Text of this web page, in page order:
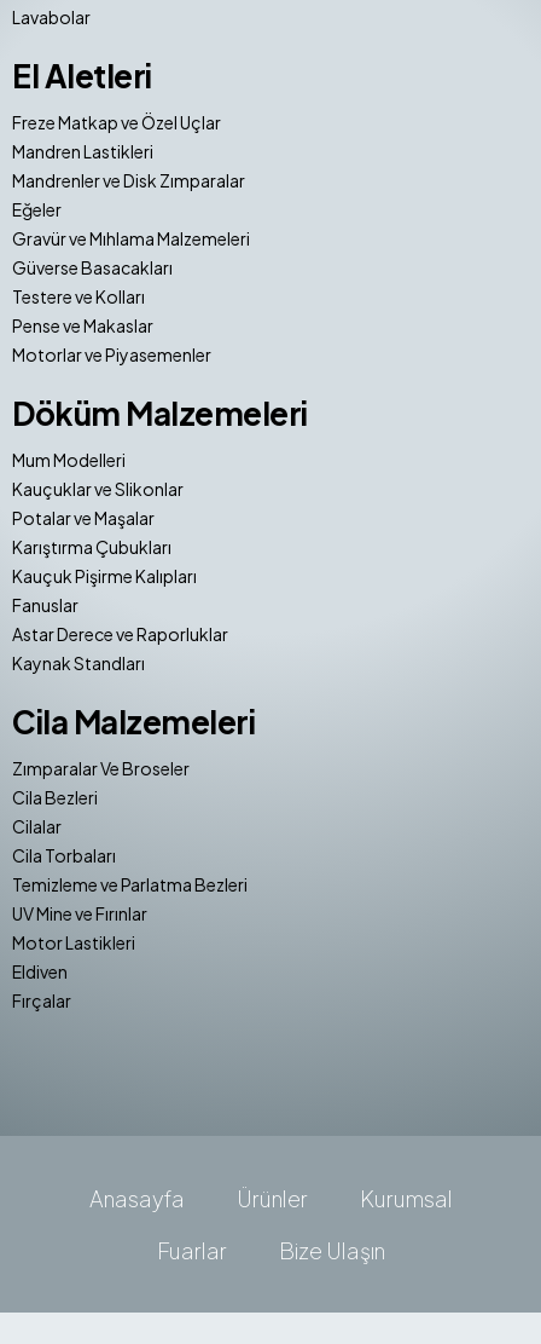
Lavabolar
El Aletleri
Freze Matkap ve Özel Uçlar
Mandren Lastikleri
Mandrenler ve Disk Zımparalar
Eğeler
Gravür ve Mıhlama Malzemeleri
Güverse Basacakları
Testere ve Kolları
Pense ve Makaslar
Motorlar ve Piyasemenler
Döküm Malzemeleri
Mum Modelleri
Kauçuklar ve Slikonlar
Potalar ve Maşalar
Karıştırma Çubukları
Kauçuk Pişirme Kalıpları
Fanuslar
Astar Derece ve Raporluklar
Kaynak Standları
Cila Malzemeleri
Zımparalar Ve Broseler
Cila Bezleri
Cilalar
Cila Torbaları
Temizleme ve Parlatma Bezleri
UV Mine ve Fırınlar
Motor Lastikleri
Eldiven
Fırçalar
Anasayfa Ürünler
Kurumsal
Fuarlar
Bize Ulaşın